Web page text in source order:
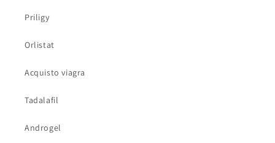
Priligy
Orlistat
Acquisto viagra
Tadalafil
Androgel